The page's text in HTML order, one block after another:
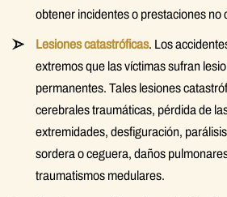
obtener incidentes o prestaciones no
Lesiones catastróficas. Los
extremos que las víctimas sufran
permanentes. Tales lesiones
cerebrales traumáticas, pérdida de
extremidades, desfiguración,
sordera o ceguera, daños
traumatismos medulares.